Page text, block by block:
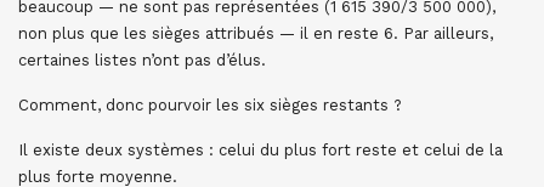
beaucoup — ne sont pas représentées (1 615 390/3 500 000),
non plus que les sièges attribués — il en reste 6. Par ailleurs,
certaines listes n’ont pas d’élus.
Comment, donc pourvoir les six sièges restants ?
Il existe deux systèmes : celui du plus fort reste et celui de la
plus forte moyenne.